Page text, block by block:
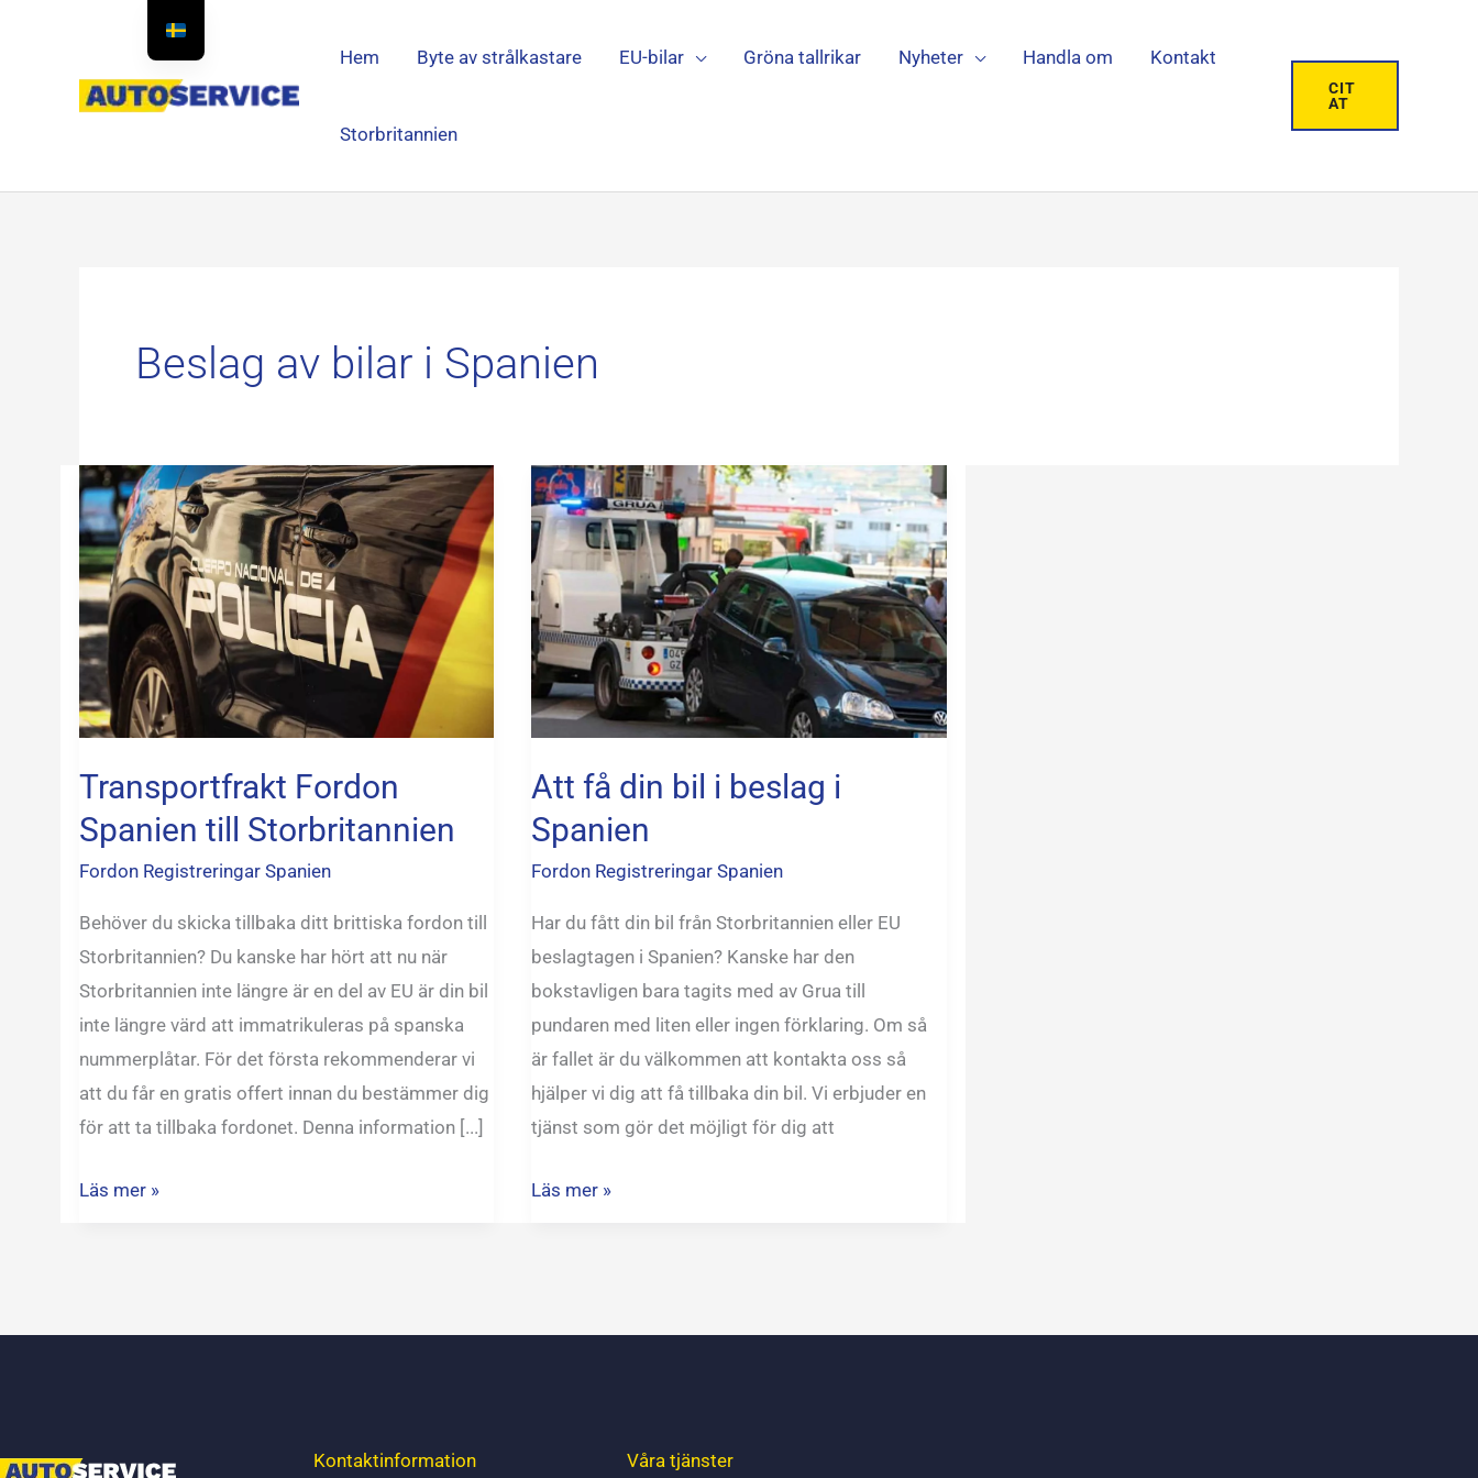
Hem Byte av strålkastare EU-bilar Gröna tallrikar Nyheter Handla om Kontakt
Storbritannien
CIT
AT
Beslag av bilar i Spanien
Transportfrakt Fordon
Spanien till Storbritannien
Fordon Registreringar Spanien
Behöver du skicka tillbaka ditt brittiska fordon till
Storbritannien? Du kanske har hört att nu när
Storbritannien inte längre är en del av EU är din bil
inte längre värd att immatrikuleras på spanska
nummerplåtar. För det första rekommenderar vi
att du får en gratis offert innan du bestämmer dig
för att ta tillbaka fordonet. Denna information [...]
Transportfrakt
Fordon
Spanien
till
Storbritannien
Läs mer »
Att få din bil i beslag i
Spanien
Fordon Registreringar Spanien
Har du fått din bil från Storbritannien eller EU
beslagtagen i Spanien? Kanske har den
bokstavligen bara tagits med av Grua till
pundaren med liten eller ingen förklaring. Om så
är fallet är du välkommen att kontakta oss så
hjälper vi dig att få tillbaka din bil. Vi erbjuder en
tjänst som gör det möjligt för dig att
Att
få
din
bil
i
beslag
i
Spanien
Läs mer »
Kontaktinformation Våra tjänster